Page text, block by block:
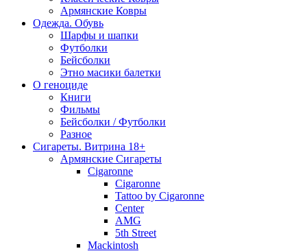
Армянские Ковры
Одежда. Обувь
Шарфы и шапки
Футболки
Бейсболки
Этно масики балетки
О геноциде
Книги
Фильмы
Бейсболки / Футболки
Разное
Сигареты. Витрина 18+
Армянские Сигареты
Cigaronne
Cigaronne
Tattoo by Cigaronne
Center
AMG
5th Street
Mackintosh